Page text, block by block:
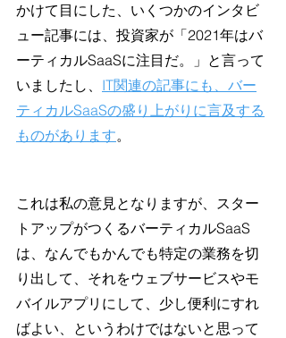
かけて目にした、いくつかのインタビ
ュー記事には、投資家が「2021年はバ
ーティカルSaaSに注目だ。」と言って
いましたし、 IT関連の記事にも、バー
ティカルSaaSの盛り上がりに言及する
ものがあります。
これは私の意見となりますが、スター
トアップがつくるバーティカルSaaS
は、なんでもかんでも特定の業務を切
り出して、それをウェブサービスやモ
バイルアプリにして、少し便利にすれ
ばよい、というわけではないと思って